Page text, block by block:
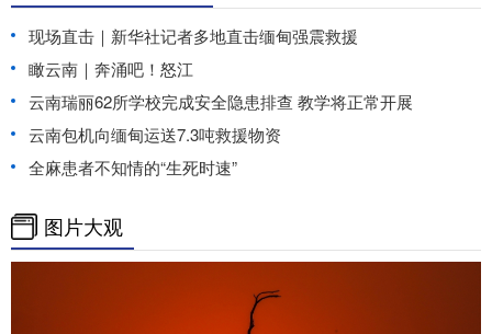
现场直击｜新华社记者多地直击缅甸强震救援
瞰云南｜奔涌吧！怒江
云南瑞丽62所学校完成安全隐患排查 教学将正常开展
云南包机向缅甸运送7.3吨救援物资
全麻患者不知情的“生死时速”
图片大观